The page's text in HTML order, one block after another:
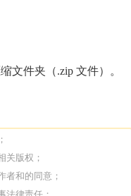
文件夹（.zip 文件）。
关版权；
者和的同意；